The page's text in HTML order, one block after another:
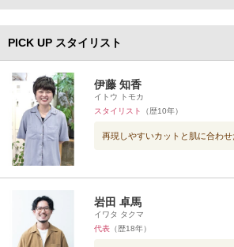
PICK UP スタイリスト
伊藤 知香
イトウ トモカ
スタイリスト
（歴10年）
再現しやすいカットと肌に合わ
岩田 卓馬
イワタ タクマ
代表 （歴18年）